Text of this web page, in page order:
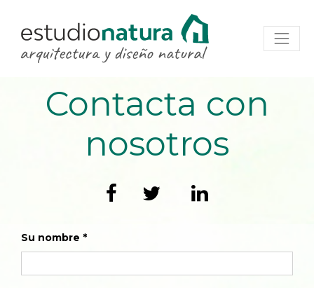
Contacta con
nosotros
Su nombre